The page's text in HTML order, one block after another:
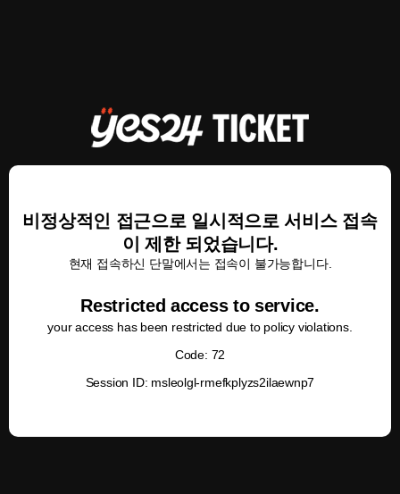
비정상적인 접근으로 일시적으로 서비스 접속
이 제한 되었습니다.
현재 접속하신 단말에서는 접속이 불가능합니다.
Restricted access to service.
your access has been restricted due to policy violations.
Code: 72
Session ID: msleolgl-rmefkplyzs2ilaewnp7